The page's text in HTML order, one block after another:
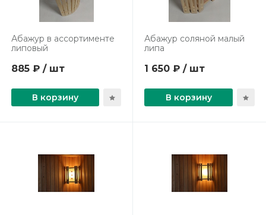
Абажур в ассортименте
липовый
885 ₽ / шт
В корзину
Абажур соляной малый
липа
1 650 ₽ / шт
В корзину